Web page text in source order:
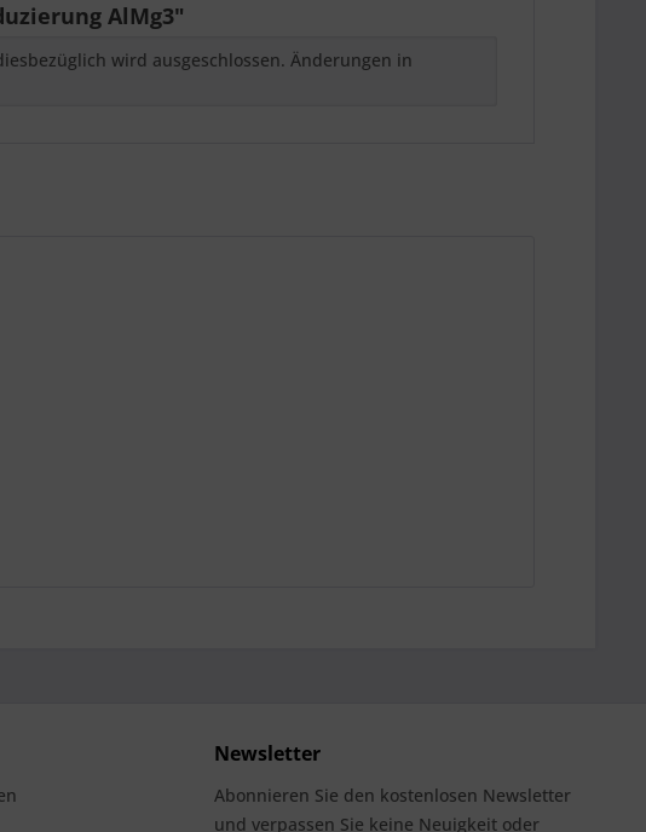
AlMg3"
wird ausgeschlossen. Änderungen in
Newsletter
Abonnieren Sie den kostenlosen Newsletter
und verpassen Sie keine Neuigkeit oder